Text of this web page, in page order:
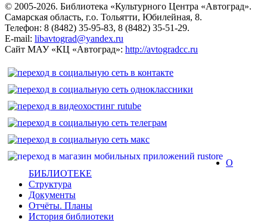
© 2005-2026. Библиотека «Культурного Центра «Автоград».
Самарская область, г.о. Тольятти, Юбилейная, 8.
Телефон: 8 (8482) 35-95-83, 8 (8482) 35-51-29.
E-mail: libavtograd@yandex.ru
Сайт МАУ «КЦ «Автоград»: http://avtogradcc.ru
О
БИБЛИОТЕКЕ
Структура
Документы
Отчёты. Планы
История библиотеки